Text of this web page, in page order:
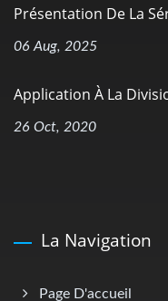
Présentation De La
06 Aug, 2025
Application À La
26 Oct, 2020
La Navigation
Page D'accueil